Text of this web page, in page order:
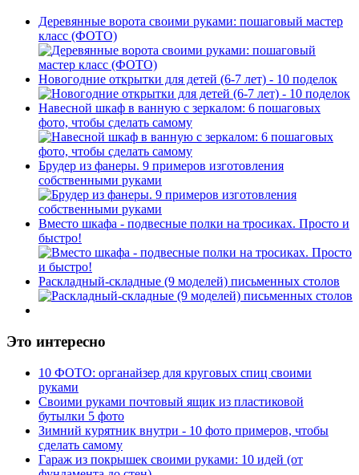
Деревянные ворота своими руками: пошаговый мастер
класс (ФОТО)
Новогодние открытки для детей (6-7 лет) - 10 поделок
Навесной шкаф в ванную с зеркалом: 6 пошаговых
фото, чтобы сделать самому
Брудер из фанеры. 9 примеров изготовления
собственными руками
Вместо шкафа - подвесные полки на тросиках. Просто и
быстро!
Раскладный-складные (9 моделей) письменных столов
Это интересно
10 ФОТО: органайзер для круговых спиц своими
руками
Своими руками почтовый ящик из пластиковой
бутылки 5 фото
Зимний курятник внутри - 10 фото примеров, чтобы
сделать самому
Гараж из покрышек своими руками: 10 идей (от